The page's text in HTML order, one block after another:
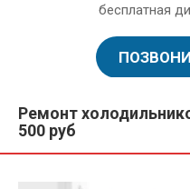
бесплатная
Ремонт
500 руб